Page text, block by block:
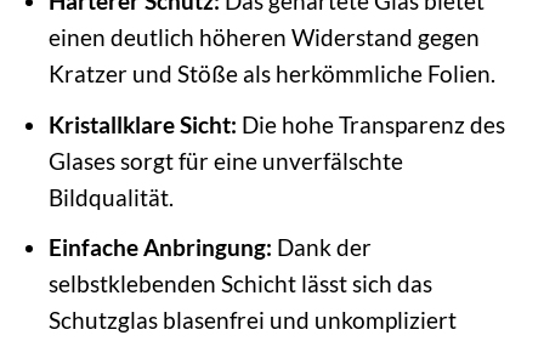
einen deutlich höheren Widerstand gegen
Kratzer und Stöße als herkömmliche Folien.
Kristallklare Sicht: Die hohe Transparenz des
Glases sorgt für eine unverfälschte
Bildqualität.
Einfache Anbringung: Dank der
selbstklebenden Schicht lässt sich das
Schutzglas blasenfrei und unkompliziert